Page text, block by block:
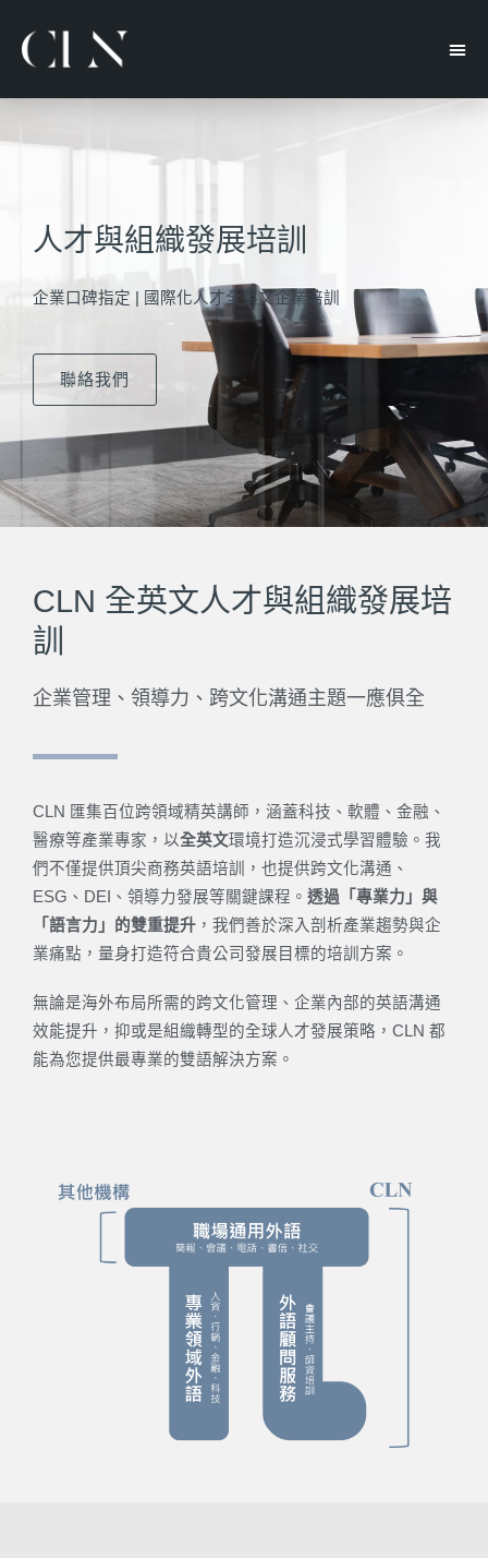
人才與組織發展培訓
企業口碑指定 | 國際化人才全英文企業培訓
聯絡我們
CLN 全英文人才與組織發展培
訓
企業管理 、領導力、跨文化溝通主題一應俱全
CLN 匯集百位跨領域精英講師，涵蓋科技、軟體、金融、
醫療等產業專家，以全英文環境打造沉浸式學習體驗。我
們不僅提供頂尖商務英語培訓，也提供跨文化溝通、
ESG、DEI、領導力發展等關鍵課程。 透過「專業力」與
「語言力」的雙重提升 ，我們善於深入剖析產業趨勢與企
業痛點，量身打造符合貴公司發展目標的培訓方案。
無論是海外布局所需的跨文化管理、企業內部的英語溝通
效能提升，抑或是組織轉型的全球人才發展策略，CLN 都
能為您提供最專業的雙語解決方案。